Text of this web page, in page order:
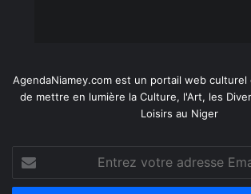
AgendaNiamey.com est un portail web culturel
de mettre en lumière la Culture, l'Art, les
Loisirs au Niger
Entrez
votre
adresse